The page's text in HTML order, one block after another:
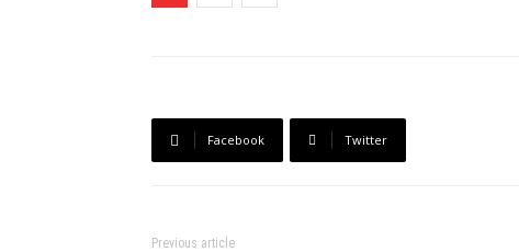
Facebook Twitter
Previous article